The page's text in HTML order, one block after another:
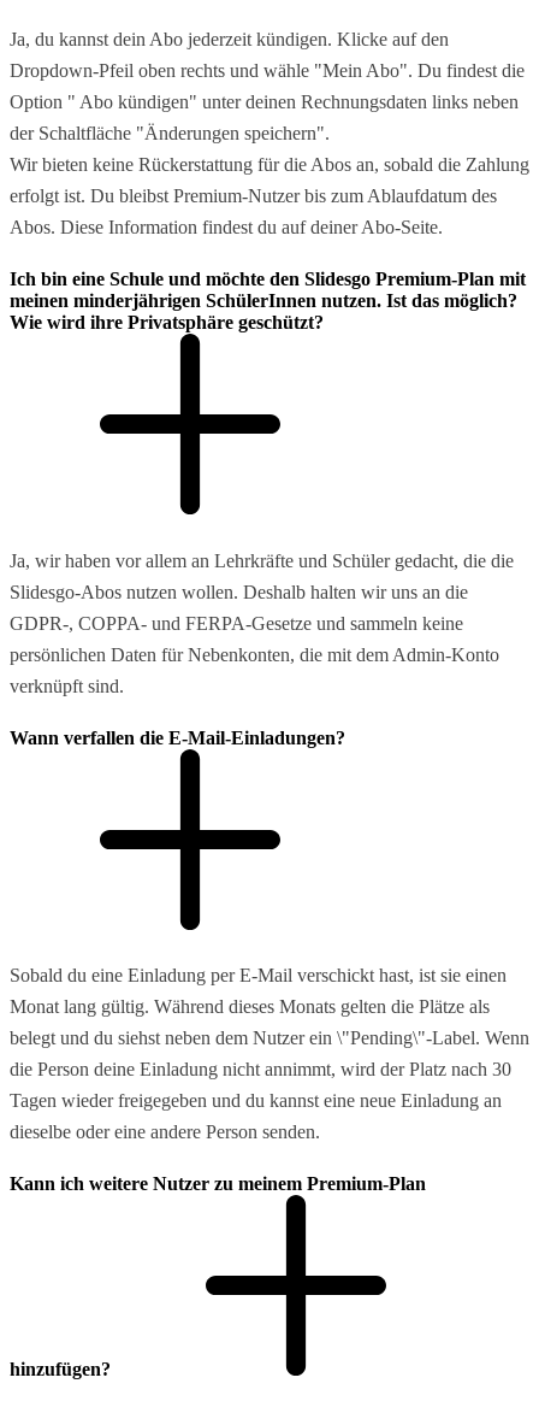
Ja, du kannst dein Abo jederzeit kündigen. Klicke auf den
Dropdown-Pfeil oben rechts und wähle "Mein Abo". Du findest die
Option " Abo kündigen" unter deinen Rechnungsdaten links neben
der Schaltfläche "Änderungen speichern".
Wir bieten keine Rückerstattung für die Abos an, sobald die Zahlung
erfolgt ist. Du bleibst Premium-Nutzer bis zum Ablaufdatum des
Abos. Diese Information findest du auf deiner Abo-Seite.
Ich bin eine Schule und möchte den Slidesgo Premium-Plan mit
meinen minderjährigen SchülerInnen nutzen. Ist das möglich?
Wie wird ihre Privatsphäre geschützt?
Ja, wir haben vor allem an Lehrkräfte und Schüler gedacht, die die
Slidesgo-Abos nutzen wollen. Deshalb halten wir uns an die
GDPR-, COPPA- und FERPA-Gesetze und sammeln keine
persönlichen Daten für Nebenkonten, die mit dem Admin-Konto
verknüpft sind.
Wann verfallen die E-Mail-Einladungen?
Sobald du eine Einladung per E-Mail verschickt hast, ist sie einen
Monat lang gültig. Während dieses Monats gelten die Plätze als
belegt und du siehst neben dem Nutzer ein \"Pending\"-Label. Wenn
die Person deine Einladung nicht annimmt, wird der Platz nach 30
Tagen wieder freigegeben und du kannst eine neue Einladung an
dieselbe oder eine andere Person senden.
Kann ich weitere Nutzer zu meinem Premium-Plan
hinzufügen?